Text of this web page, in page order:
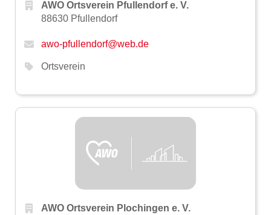
AWO Ortsverein Pfullendorf e. V.
88630 Pfullendorf
awo-pfullendorf@web.de
Ortsverein
AWO Ortsverein Plochingen e. V.